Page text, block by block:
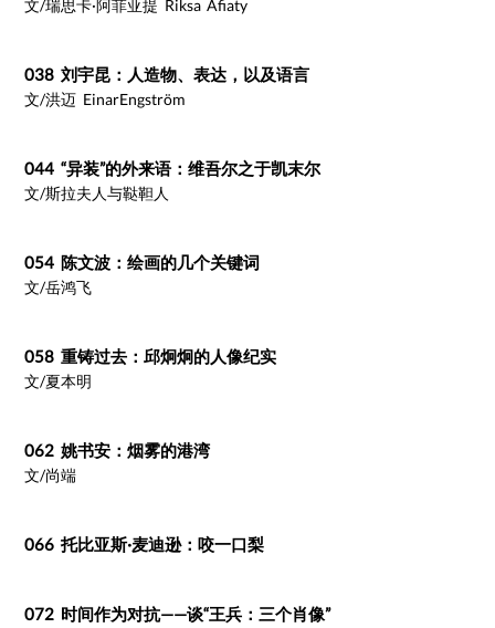
文/瑞思卡·阿菲亚提 Riksa Afiaty
038 刘宇昆：人造物、表达，以及语言
文/洪迈 EinarEngström
044 “异装”的外来语：维吾尔之于凯末尔
文/斯拉夫人与鞑靼人
054 陈文波：绘画的几个关键词
文/岳鸿飞
058 重铸过去：邱炯炯的人像纪实
文/夏本明
062 姚书安：烟雾的港湾
文/尚端
066 托比亚斯·麦迪逊：咬一口梨
072 时间作为对抗——谈“王兵：三个肖像”